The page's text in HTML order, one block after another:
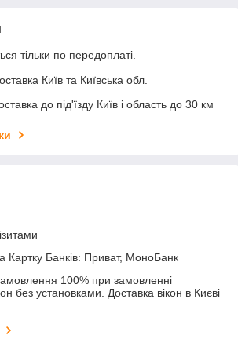
тільки по передоплаті.
Київ та Київська обл.
до під'їзду Київ і область до 30 км
Картку Банків: Приват, МоноБанк
100% при замовленні
без установками. Доставка вікон в Києві